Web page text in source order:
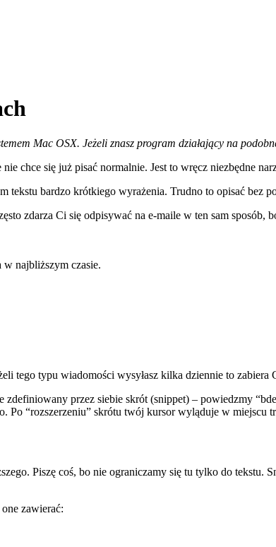
Mac OSX. Jeżeli znasz program działający na
chce się już pisać normalnie. Jest to wręcz niezbędne
tekstu bardzo krótkiego wyrażenia. Trudno to opisać bez
zdarza Ci się odpisywać na e-maile w ten sam sposób,
w najbliższym czasie.
tego typu wiadomości wysyłasz kilka dziennie to zabiera
przez siebie skrót (snippet) – powiedzmy
“rozszerzeniu” skrótu twój kursor wyląduje w miejscu
Piszę coś, bo nie ograniczamy się tu tylko do tekstu.
zawierać: